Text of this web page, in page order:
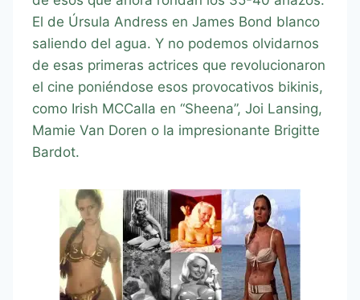
El de Úrsula Andress en James Bond blanco
saliendo del agua. Y no podemos olvidarnos
de esas primeras actrices que revolucionaron
el cine poniéndose esos provocativos bikinis,
como Irish MCCalla en “Sheena”, Joi Lansing,
Mamie Van Doren o la impresionante Brigitte
Bardot.